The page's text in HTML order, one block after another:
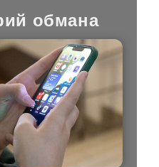
обмана